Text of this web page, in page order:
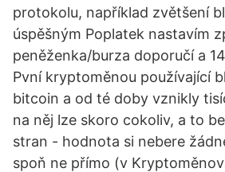
protokolu, například zvětšení
úspěšným Poplatek nastavím
peněženka/burza doporučí a
Pvní kryptoměnou používající
bitcoin a od té doby vznikly
na něj lze skoro cokoliv, a to
stran - hodnota si nebere
spoň ne přímo (v